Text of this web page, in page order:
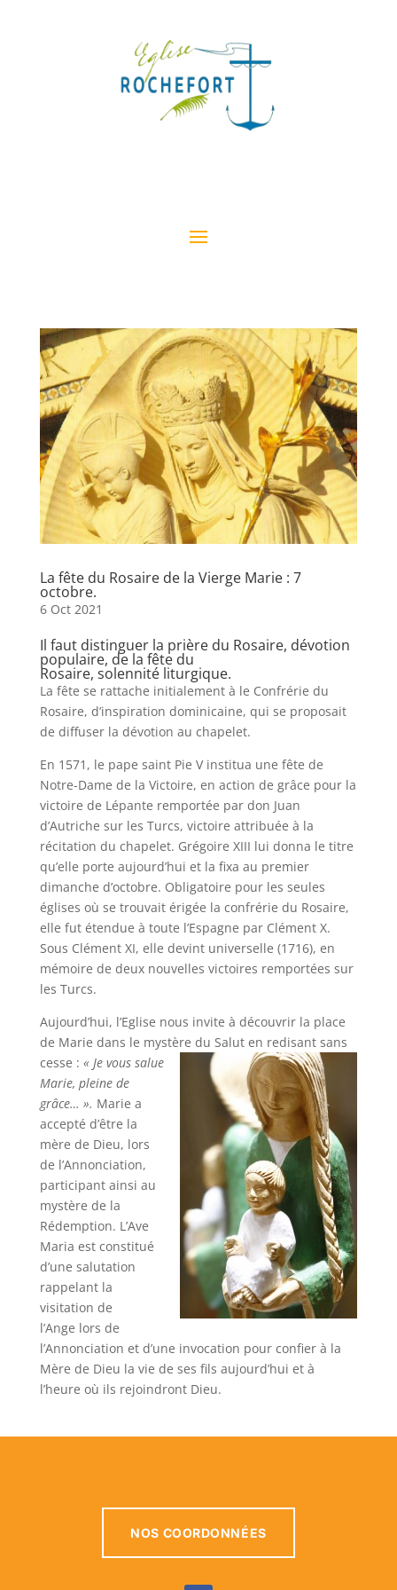
La fête du Rosaire de la Vierge Marie : 7
octobre.
6 Oct 2021
Il faut distinguer la prière du Rosaire, dévotion
populaire, de la fête du
Rosaire, solennitéliturgique.
La fête se rattache initialement à le Confrérie du
Rosaire, d’inspiration dominicaine, qui se proposait
de diffuser la dévotion au chapelet.
En 1571, le pape saint Pie V institua une fête de
Notre-Dame de la Victoire, en action de grâce pour la
victoire de Lépante remportée par don Juan
d’Autriche sur les Turcs, victoire attribuée à la
récitation du chapelet. Grégoire XIII lui donna le titre
qu’elle porte aujourd’hui et la fixa au premier
dimanche d’octobre. Obligatoire pour les seules
églises où se trouvait érigée la confrérie du Rosaire,
elle fut étendue à toute l’Espagne par Clément X.
Sous Clément XI, elle devint universelle (1716), en
mémoire de deux nouvelles victoires remportées sur
les Turcs.
Aujourd’hui, l’Eglise nous invite à découvrir la place
de Marie dans le mystère du Salut en redisant sans
cesse : « Je vous salue
Marie, pleine de
grâce… ». Marie a
accepté d’être la
mère de Dieu, lors
de l’Annonciation,
participant ainsi au
mystère de la
Rédemption. L’Ave
Maria est constitué
d’une salutation
rappelant la
visitation de
l’Ange lors de
l’Annonciation et d’une invocation pour confier à la
Mère de Dieu la vie de ses fils aujourd’hui et à
l’heure où ils rejoindront Dieu.
NOS COORDONNÉES